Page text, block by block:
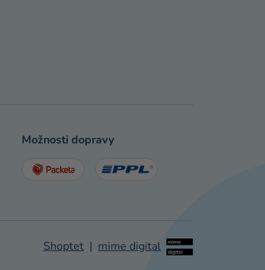
Možnosti dopravy
Shoptet | mime digital